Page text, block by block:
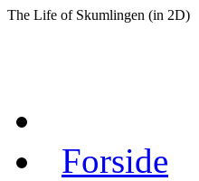
The Life of Skumlingen (in 2D)
Forside